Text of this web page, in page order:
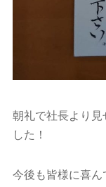
朝礼で社長より見
した！
今後も皆様に喜ん